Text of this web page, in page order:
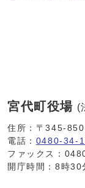
宮代町役場 (
住所：〒345-
電話： 0480-34-
ファックス：
開庁時間：8時